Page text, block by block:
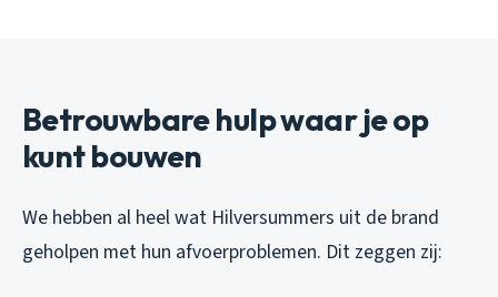
Betrouwbare hulp waar je op
kunt bouwen
We hebben al heel wat Hilversummers uit de brand
geholpen met hun afvoerproblemen. Dit zeggen zij: